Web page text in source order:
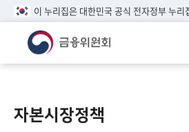
이 누리집은 대한민국 공식 전자정부 누리
린
이알
자본시장정책